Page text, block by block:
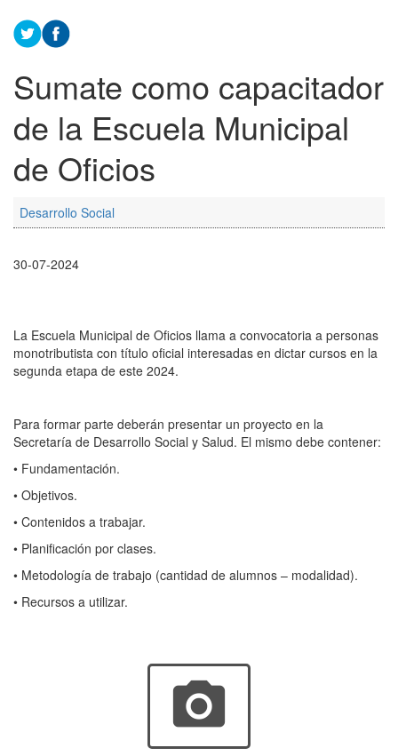
Sumate como capacitador
de la Escuela Municipal
de Oficios
Desarrollo Social
30-07-2024
La Escuela Municipal de Oficios llama a convocatoria a personas
monotributista con título oficial interesadas en dictar cursos en la
segunda etapa de este 2024.
Para formar parte deberán presentar un proyecto en la
Secretaría de Desarrollo Social y Salud. El mismo debe contener:
• Fundamentación.
• Objetivos.
• Contenidos a trabajar.
• Planificación por clases.
• Metodología de trabajo (cantidad de alumnos – modalidad).
• Recursos a utilizar.
photo_camera